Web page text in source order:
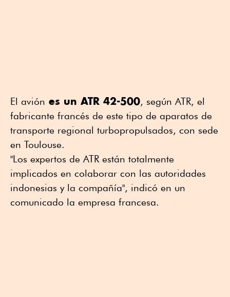
El avión es un ATR 42-500, según ATR, el
fabricante francés de este tipo de aparatos de
transporte regional turbopropulsados, con sede
en Toulouse.
"Los expertos de ATR están totalmente
implicados en colaborar con las autoridades
indonesias y la compañía", indicó en un
comunicado la empresa francesa.